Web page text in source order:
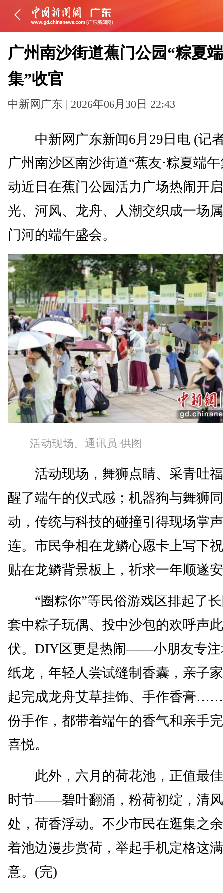
广州南沙街道蕉门公园“粽夏
集”收官
中新网广东 | 2026年06月30日 22:43
中新网广东新闻6月29日电 (记
广州南沙区南沙街道“蕉友·粽夏端午
动近日在蕉门公园活力广场热闹开
光、河风、龙舟、人潮交织成一场
门河的端午盛会。
活动现场。通讯员 供图
活动现场，舞狮点睛、采青吐
醒了端午的仪式感；机器狗与舞狮
动，传统与科技的碰撞引得现场掌
连。市民争相在龙鳞心愿卡上写下
贴在龙鳞背景板上，祈求一年顺遂
“圈粽你”等民俗游戏区排起了长
套中粽子玩偶、投中沙包的欢呼声
伏。DIY区更是热闹——小朋友专注
纸龙，年轻人尝试缝制香囊，亲子
起完成龙舟艾草挂饰、手作香膏
份手作，都带着端午的香气和亲手
喜悦。
此外，六月的荷花池，正值最
时节——碧叶翻涌，粉荷初绽，清
处，荷香浮动。不少市民在逛集之
着池边漫步赏荷，举起手机定格这
意。(完)